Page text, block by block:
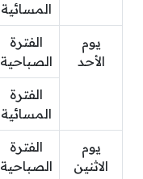
المسائية
يوم
الأحد
الفترة
الصباحية
الفترة
المسائية
يوم
الاثنين
الفترة
الصباحية